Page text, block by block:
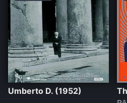
Umberto D. (1952)